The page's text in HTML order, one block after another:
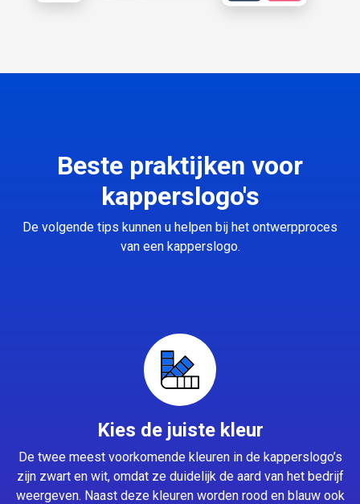
Beste praktijken voor
kapperslogo's
De volgende tips kunnen u helpen bij het ontwerpproces
van een kapperslogo.
Kies de juiste kleur
De twee meest voorkomende kleuren in de kapperslogo’s
zijn zwart en wit, omdat ze duidelijk de aard van het bedrijf
weergeven. Naast deze kleuren worden rood en blauw ook